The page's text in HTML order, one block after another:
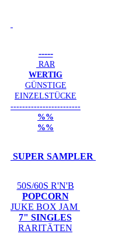
-----
RAR
WERTIG
GÜNSTIGE
EINZELSTÜCKE
------------------------
%%
%%
SUPER SAMPLER
50S/60S R'N'B
POPCORN
JUKE BOX JAM
7" SINGLES
RARITÄTEN